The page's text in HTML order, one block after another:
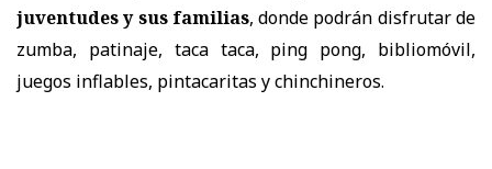
juventudes y sus familias, donde podrán disfrutar de
zumba, patinaje, taca taca, ping pong, bibliomóvil,
juegos inflables, pintacaritas y chinchineros.